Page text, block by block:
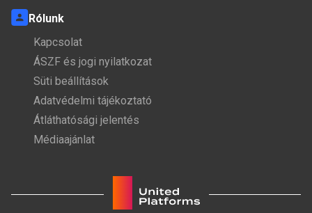
Rólunk
Kapcsolat
ÁSZF és jogi nyilatkozat
Süti beállítások
Adatvédelmi tájékoztató
Átláthatósági jelentés
Médiaajánlat